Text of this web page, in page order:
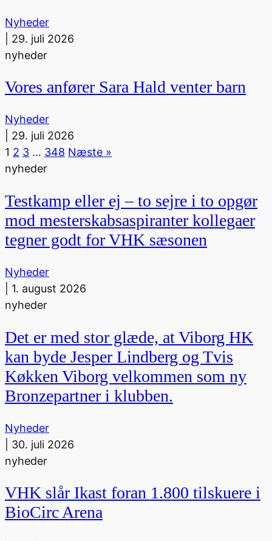
Nyheder
29. juli 2026
nyheder
Vores anfører Sara Hald venter barn
Nyheder
29. juli 2026
1 2 3 … 348 Næste »
nyheder
Testkamp eller ej – to sejre i to opgør
mod mesterskabsaspiranter kollegaer
tegner godt for VHK sæsonen
Nyheder
1. august 2026
nyheder
Det er med stor glæde, at Viborg HK
kan byde Jesper Lindberg og Tvis
Køkken Viborg velkommen som ny
Bronzepartner i klubben.
Nyheder
30. juli 2026
nyheder
VHK slår Ikast foran 1.800 tilskuere i
BioCirc Arena